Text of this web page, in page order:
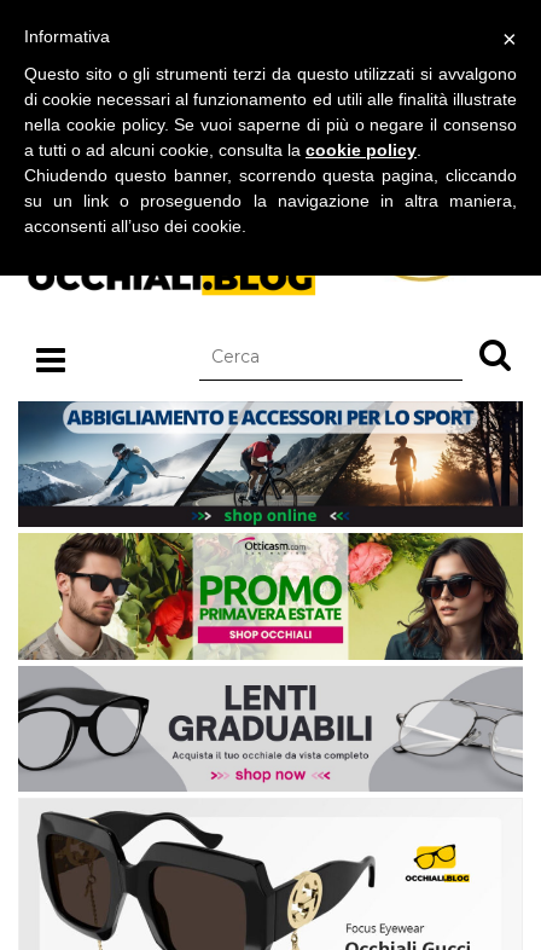
BLOG SU OCCHIALI DA SOLE E OCCHIALI DA VISTA
×
Informativa
Questo sito o gli strumenti terzi da questo utilizzati si avvalgono
di cookie necessari al funzionamento ed utili alle finalità illustrate
nella cookie policy. Se vuoi saperne di più o negare il consenso
a tutti o ad alcuni cookie, consulta la cookie policy
Chiudendo questo banner, scorrendo questa pagina, cliccando
su un link o proseguendo la navigazione in altra maniera,
acconsenti all’uso dei cookie.